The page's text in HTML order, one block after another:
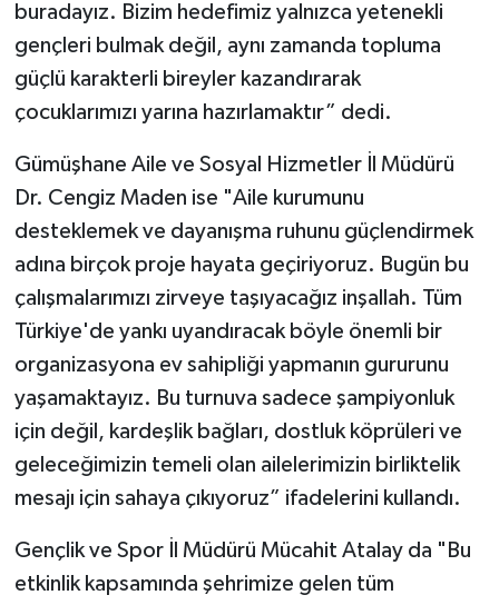
buradayız. Bizim hedefimiz yalnızca yetenekli
gençleri bulmak değil, aynı zamanda topluma
güçlü karakterli bireyler kazandırarak
çocuklarımızı yarına hazırlamaktır” dedi.
Gümüşhane Aile ve Sosyal Hizmetler İl Müdürü
Dr. Cengiz Maden ise "Aile kurumunu
desteklemek ve dayanışma ruhunu güçlendirmek
adına birçok proje hayata geçiriyoruz. Bugün bu
çalışmalarımızı zirveye taşıyacağız inşallah. Tüm
Türkiye'de yankı uyandıracak böyle önemli bir
organizasyona ev sahipliği yapmanın gururunu
yaşamaktayız. Bu turnuva sadece şampiyonluk
için değil, kardeşlik bağları, dostluk köprüleri ve
geleceğimizin temeli olan ailelerimizin birliktelik
mesajı için sahaya çıkıyoruz” ifadelerini kullandı.
Gençlik ve Spor İl Müdürü Mücahit Atalay da "Bu
etkinlik kapsamında şehrimize gelen tüm